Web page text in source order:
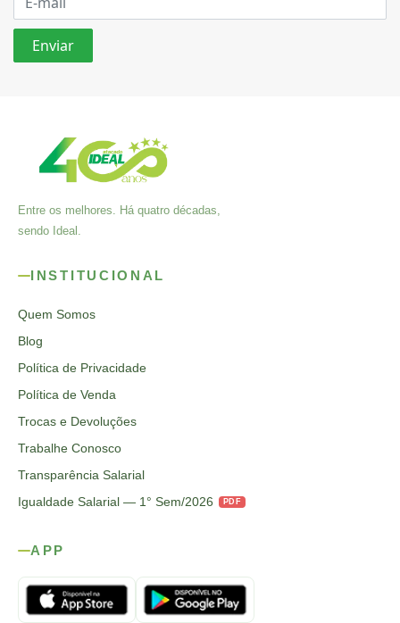
Entre os melhores. Há quatro décadas,
sendo Ideal.
INSTITUCIONAL
Quem Somos
Blog
Política de Privacidade
Política de Venda
Trocas e Devoluções
Trabalhe Conosco
Transparência Salarial
Igualdade Salarial — 1° Sem/2026
PDF
APP